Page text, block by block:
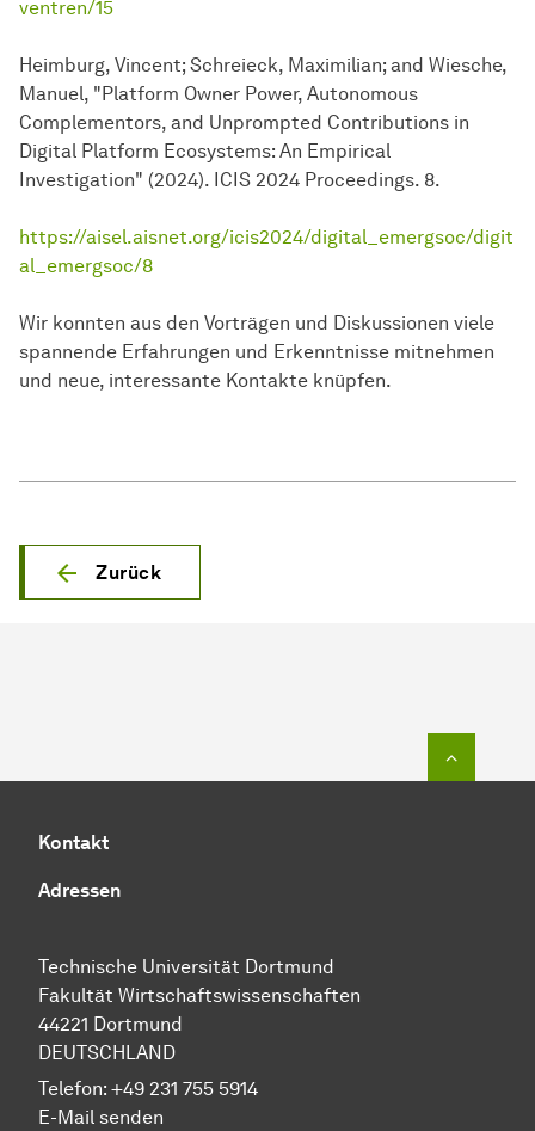
ventren/15
Heimburg, Vincent; Schreieck, Maximilian; and Wiesche,
Manuel, "Platform Owner Power, Autonomous
Complementors, and Unprompted Contributions in
Digital Platform Ecosystems: An Empirical
Investigation" (2024). ICIS 2024 Proceedings. 8.
https://aisel.aisnet.org/icis2024/digital_emergsoc/digit
al_emergsoc/8
Wir konnten aus den Vorträgen und Diskussionen viele
spannende Erfahrungen und Erkenntnisse mitnehmen
und neue, interessante Kontakte knüpfen.
Zurück
Kontakt
Adressen
Technische Universität Dortmund
Fakultät Wirtschaftswissenschaften
44221 Dortmund
DEUTSCHLAND
Telefon: +49 231 755 5914
E-Mail senden